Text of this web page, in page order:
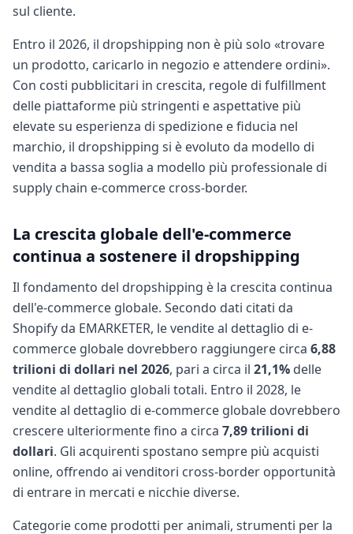
sul cliente.
Entro il 2026, il dropshipping non è più solo «trovare
un prodotto, caricarlo in negozio e attendere ordini».
Con costi pubblicitari in crescita, regole di fulfillment
delle piattaforme più stringenti e aspettative più
elevate su esperienza di spedizione e fiducia nel
marchio, il dropshipping si è evoluto da modello di
vendita a bassa soglia a modello più professionale di
supply chain e-commerce cross-border.
La crescita globale dell'e-commerce
continua a sostenere il dropshipping
Il fondamento del dropshipping è la crescita continua
dell'e-commerce globale. Secondo dati citati da
Shopify da EMARKETER, le vendite al dettaglio di e-
commerce globale dovrebbero raggiungere circa 6,88
trilioni di dollari nel 2026, pari a circa il 21,1% delle
vendite al dettaglio globali totali. Entro il 2028, le
vendite al dettaglio di e-commerce globale dovrebbero
crescere ulteriormente fino a circa 7,89 trilioni di
dollari. Gli acquirenti spostano sempre più acquisti
online, offrendo ai venditori cross-border opportunità
di entrare in mercati e nicchie diverse.
Categorie come prodotti per animali, strumenti per la